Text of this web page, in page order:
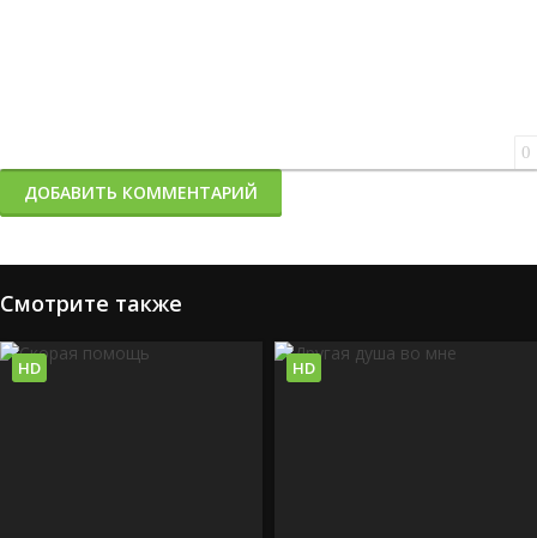
0
ДОБАВИТЬ КОММЕНТАРИЙ
Смотрите также
HD HD